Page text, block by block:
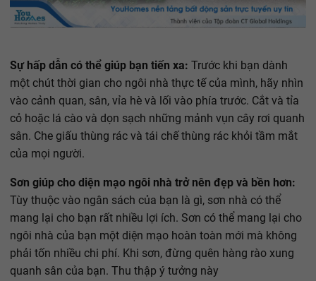
Sự hấp dẫn có thể giúp bạn tiến xa: Trước khi bạn dành
một chút thời gian cho ngôi nhà thực tế của mình, hãy nhìn
vào cảnh quan, sân, vỉa hè và lối vào phía trước. Cắt và tỉa
cỏ hoặc lá cào và dọn sạch những mảnh vụn cây rơi quanh
sân. Che giấu thùng rác và tái chế thùng rác khỏi tầm mắt
của mọi người.
Sơn giúp cho diện mạo ngôi nhà trở nên đẹp và bền hơn:
Tùy thuộc vào ngân sách của bạn là gì, sơn nhà có thể
mang lại cho bạn rất nhiều lợi ích. Sơn có thể mang lại cho
ngôi nhà của bạn một diện mạo hoàn toàn mới mà không
phải tốn nhiều chi phí. Khi sơn, đừng quên hàng rào xung
quanh sân của bạn. Thu thập ý tưởng này